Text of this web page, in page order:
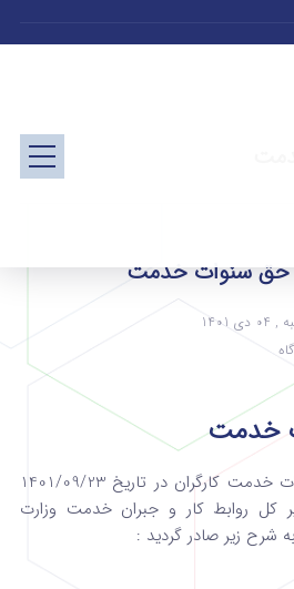
حق سنوات خدمت
1401
خدمت
درخصوص تسویه حق سنوات خدمت کارگران در تاریخ 1401/09/23
کل روابط کار و جبران خدمت وزارت
شرح زیر صادر گردید :